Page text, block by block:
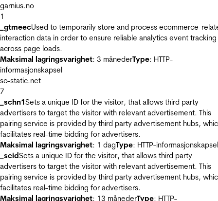
garnius.no
1
_gtmeecUsed to temporarily store and process ecommerce-
interaction data in order to ensure reliable analytics event tracking
across page loads.
Maksimal lagringsvarighet: 3 månederType: HTTP-
informasjonskapsel
sc-static.net
7
_schn1Sets a unique ID for the visitor, that allows third party
advertisers to target the visitor with relevant advertisement. This
pairing service is provided by third party advertisement hubs,
facilitates real-time bidding for advertisers.
Maksimal lagringsvarighet: 1 dagType: HTTP-informasjonskapsel
_scidSets a unique ID for the visitor, that allows third party
advertisers to target the visitor with relevant advertisement. This
pairing service is provided by third party advertisement hubs,
facilitates real-time bidding for advertisers.
Maksimal lagringsvarighet: 13 månederType: HTTP-